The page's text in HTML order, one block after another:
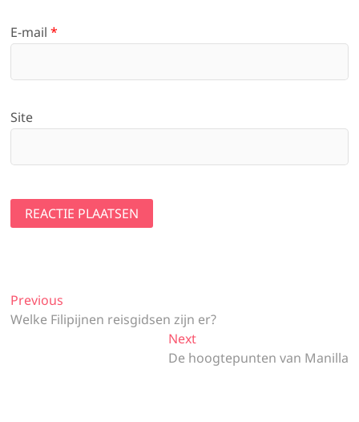
E-mail*
Site
B
e
Previous
r
Welke Filipijnen reisgidsen zijn er?
NextN
e
De hoogtepunten van Manilla